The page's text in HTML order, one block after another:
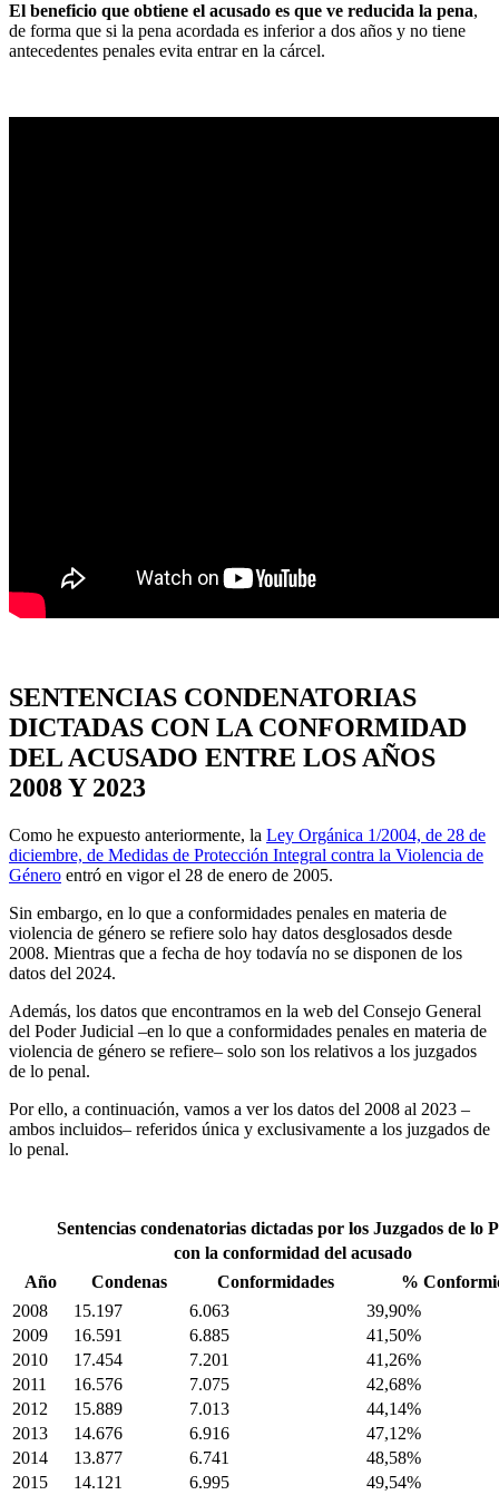
El beneficio que obtiene el acusado es que ve reducida la pena,
de forma que si la pena acordada es inferior a dos años y no tiene
antecedentes penales evita entrar en la cárcel.
SENTENCIAS CONDENATORIAS
DICTADAS CON LA CONFORMIDAD
DEL ACUSADO ENTRE LOS AÑOS
2008 Y 2023
Como he expuesto anteriormente, la Ley Orgánica 1/2004, de 28 de
diciembre, de Medidas de Protección Integral contra la Violencia de
Género entró en vigor el 28 de enero de 2005.
Sin embargo, en lo que a conformidades penales en materia de
violencia de género se refiere solo hay datos desglosados desde
2008. Mientras que a fecha de hoy todavía no se disponen de los
datos del 2024.
Además, los datos que encontramos en la web del Consejo General
del Poder Judicial –en lo que a conformidades penales en materia de
violencia de género se refiere– solo son los relativos a los juzgados
de lo penal.
Por ello, a continuación, vamos a ver los datos del 2008 al 2023 –
ambos incluidos– referidos única y exclusivamente a los juzgados de
lo penal.
Sentencias condenatorias dictadas por los Juzgados de lo
con la conformidad del acusado
Año
Condenas Conformidades
%
2008
15.197 6.063
39,90%
2009
16.591 6.885
41,50%
2010
17.454 7.201
41,26%
2011
16.576 7.075
42,68%
2012
15.889 7.013
44,14%
2013
14.676 6.916
47,12%
2014
13.877 6.741
48,58%
2015
14.121 6.995
49,54%